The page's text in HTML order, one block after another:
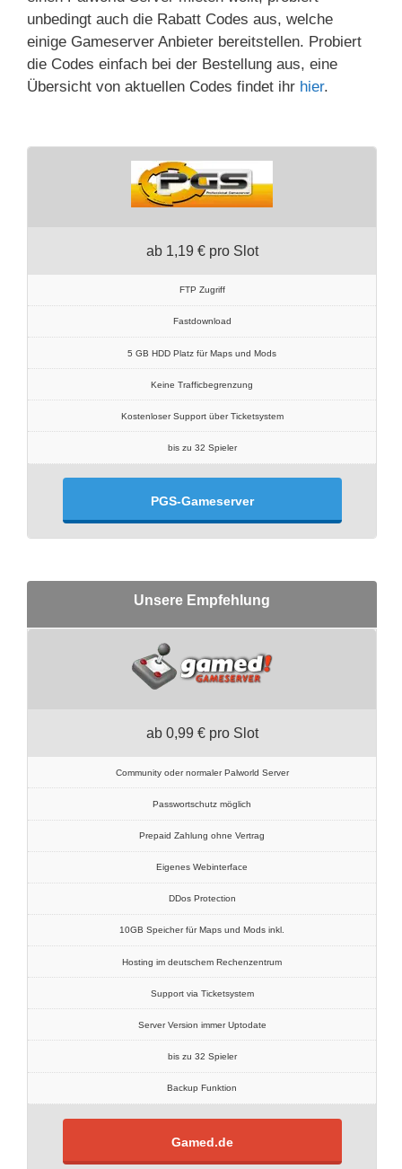
unbedingt auch die Rabatt Codes aus, welche
einige Gameserver Anbieter bereitstellen. Probiert
die Codes einfach bei der Bestellung aus, eine
Übersicht von aktuellen Codes findet ihr hier.
ab 1,19 € pro Slot
FTP Zugriff
Fastdownload
5 GB HDD Platz für Maps und Mods
Keine Trafficbegrenzung
Kostenloser Support über Ticketsystem
bis zu 32 Spieler
PGS-Gameserver
Unsere Empfehlung
ab 0,99 € pro Slot
Community oder normaler Palworld Server
Passwortschutz möglich
Prepaid Zahlung ohne Vertrag
Eigenes Webinterface
DDos Protection
10GB Speicher für Maps und Mods inkl.
Hosting im deutschem Rechenzentrum
Support via Ticketsystem
Server Version immer Uptodate
bis zu 32 Spieler
Backup Funktion
Gamed.de